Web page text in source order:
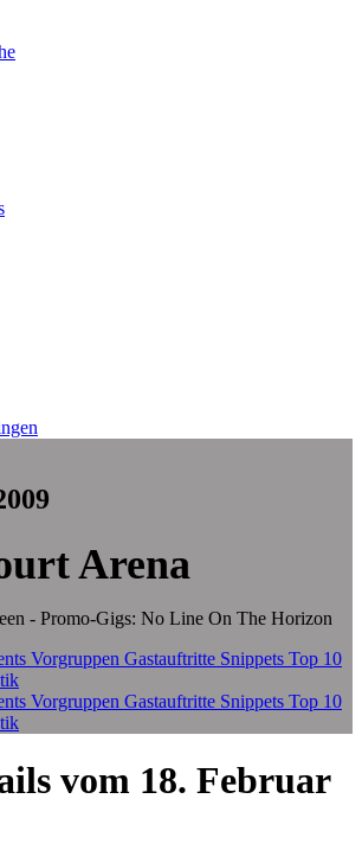
Arena
- Promo-Gigs: No Line On The Horizon
Vorgruppen Gastauftritte Snippets Top 10
Vorgruppen Gastauftritte Snippets Top 10
vom 18. Februar